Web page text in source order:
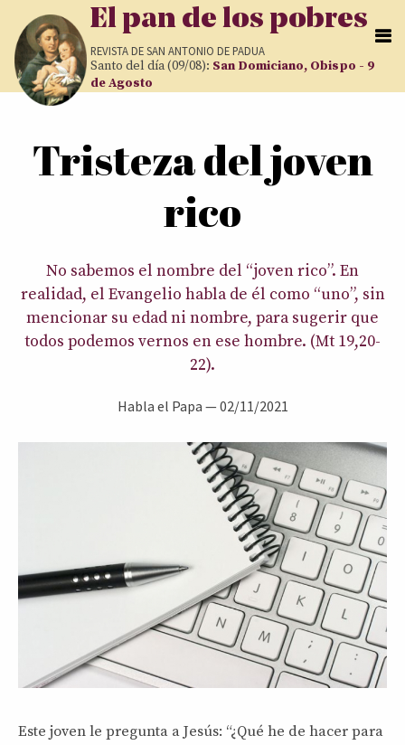
Pasar al contenido principal
El pan de los pobres
REVISTA DESAN ANTONIO DE PADUA
Santo del día (09/08): San Domiciano, Obispo - 9
de Agosto
Tristeza del joven
rico
No sabemos el nombre del “joven rico”. En
realidad, el Evangelio habla de él como “uno”, sin
mencionar su edad ni nombre, para sugerir que
todos podemos vernos en ese hombre. (Mt 19,20-
22).
Habla el Papa —02/11/2021
Este joven le pregunta a Jesús: “¿Qué he de hacer para